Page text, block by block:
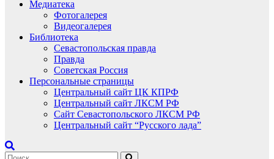
Медиатека
Фотогалерея
Видеогалерея
Библиотека
Севастопольская правда
Правда
Советская Россия
Персональные страницы
Центральный сайт ЦК КПРФ
Центральный сайт ЛКСМ РФ
Сайт Севастопольского ЛКСМ РФ
Центральный сайт “Русского лада”